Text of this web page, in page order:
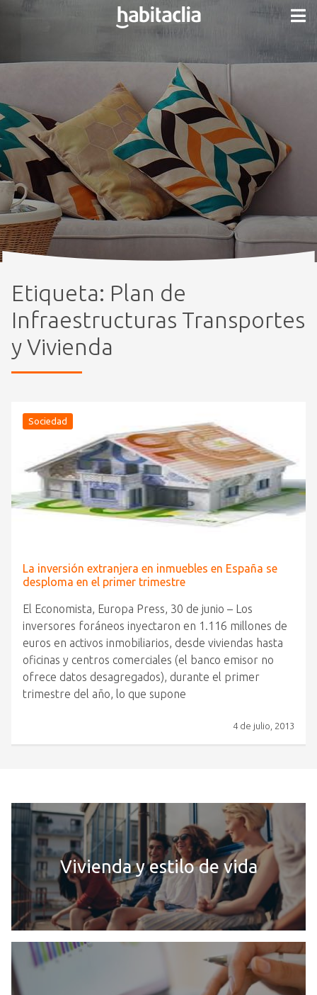
Etiqueta: Plan de
Infraestructuras Transportes
y Vivienda
Sociedad
La inversión extranjera en inmuebles en España se
desploma en el primer trimestre
El Economista, Europa Press, 30 de junio – Los
inversores foráneos inyectaron en 1.116 millones de
euros en activos inmobiliarios, desde viviendas hasta
oficinas y centros comerciales (el banco emisor no
ofrece datos desagregados), durante el primer
trimestre del año, lo que supone
4 de julio, 2013
Vivienda y estilo de vida